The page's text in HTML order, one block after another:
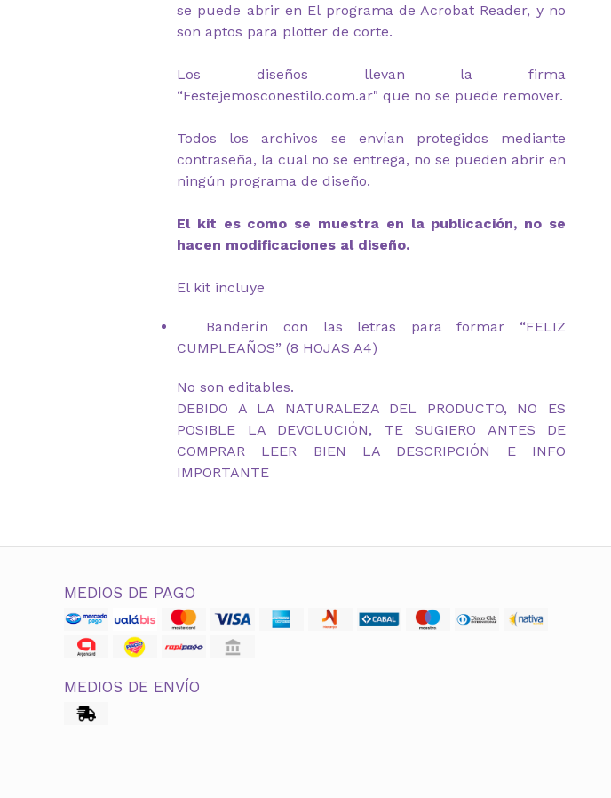
se puede abrir en El programa de Acrobat Reader, y no
son aptos para plotter de corte.
Los diseños llevan la firma
“Festejemosconestilo.com.ar" que no se puede remover.
Todos los archivos se envían protegidos mediante
contraseña, la cual no se entrega, no se pueden abrir en
ningún programa de diseño.
El kit es como se muestra en la publicación, no se
hacen modificaciones al diseño.
El kit incluye
Banderín con las letras para formar “FELIZ
CUMPLEAÑOS” (8 HOJAS A4)
No son editables.
DEBIDO A LA NATURALEZA DEL PRODUCTO, NO ES
POSIBLE LA DEVOLUCIÓN, TE SUGIERO ANTES DE
COMPRAR LEER BIEN LA DESCRIPCIÓN E INFO
IMPORTANTE
MEDIOS DE PAGO
MEDIOS DE ENVÍO